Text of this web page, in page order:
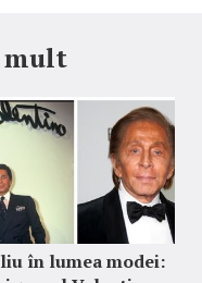
mult
în lumea modei: